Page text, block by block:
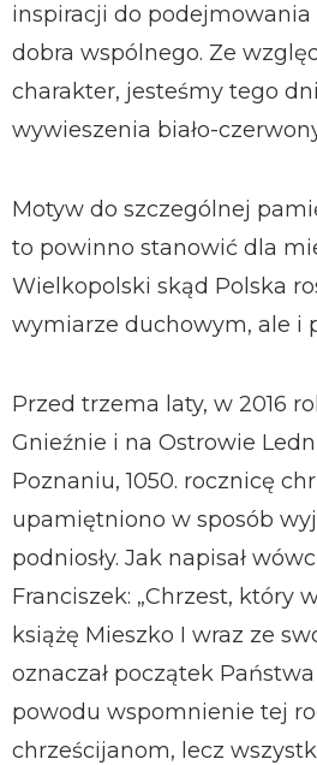
inspiracji do podejmowania
dobra wspólnego. Ze
charakter, jesteśmy tego
wywieszenia biało-
Motyw do szczególnej
to powinno stanowić dla
Wielkopolski skąd Polska
wymiarze duchowym, ale i
Przed trzema laty, w 2016
Gnieźnie i na Ostrowie
Poznaniu, 1050. rocznicę
upamiętniono w sposób
podniosły. Jak napisał
Franciszek: „Chrzest, który
książę Mieszko I wraz ze
oznaczał początek
powodu wspomnienie tej
chrześcijanom, lecz